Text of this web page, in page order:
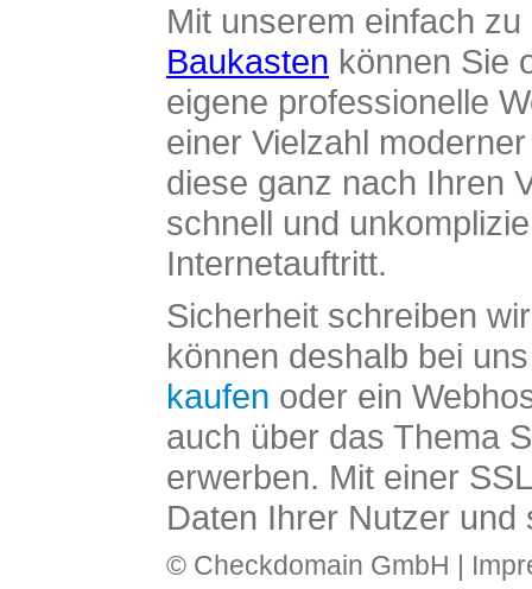
Mit unserem einfach
Baukasten können Sie
eigene professionelle
einer Vielzahl
diese ganz nach Ihren
schnell und
Internetauftritt.
Sicherheit schreiben
können deshalb bei
kaufen oder ein
auch über das Thema
erwerben. Mit einer
Daten Ihrer Nutzer und
© Checkdomain GmbH |